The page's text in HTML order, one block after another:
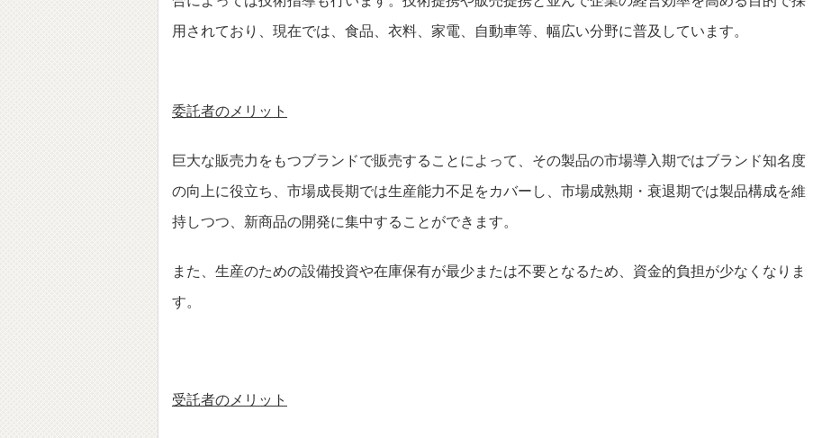
用されており、現在では、食品、衣料、家電、自動車等、幅広い分野に普及しています。
委託者のメリット
巨大な販売力をもつブランドで販売することによって、その製品の市場導入期ではブランド知名度
の向上に役立ち、市場成長期では生産能力不足をカバーし、市場成熟期・衰退期では製品構成を維
持しつつ、新商品の開発に集中することができます。
また、生産のための設備投資や在庫保有が最少または不要となるため、資金的負担が少なくなりま
す。
受託者のメリット